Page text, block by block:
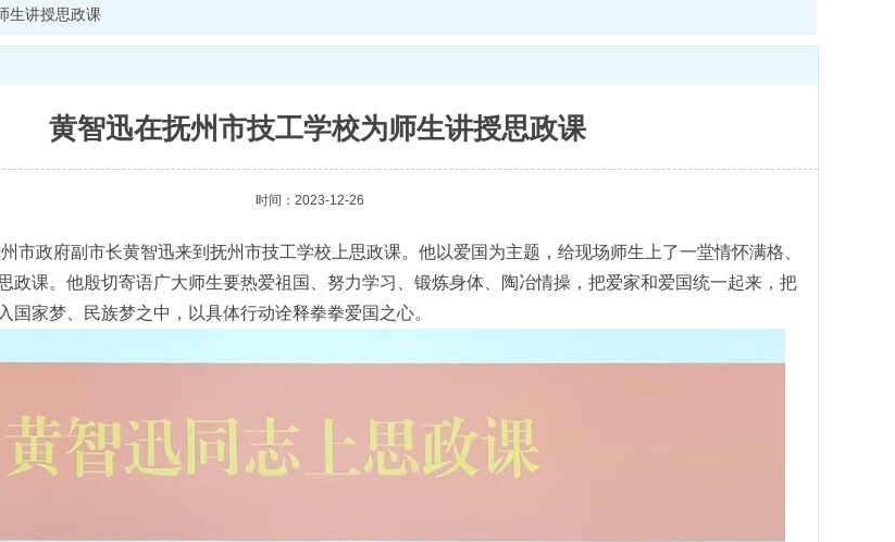
生讲授思政课
黄智迅在抚州市技工学校为师生讲授思政课
时间：2023-12-26
市政府副市长黄智迅来到抚州市技工学校上思政课。他以爱国为主题，给现场师生上了一堂情怀满格、
政课。他殷切寄语广大师生要热爱祖国、努力学习、锻炼身体、陶冶情操，把爱家和爱国统一起来，把
国家梦、民族梦之中，以具体行动诠释拳拳爱国之心。